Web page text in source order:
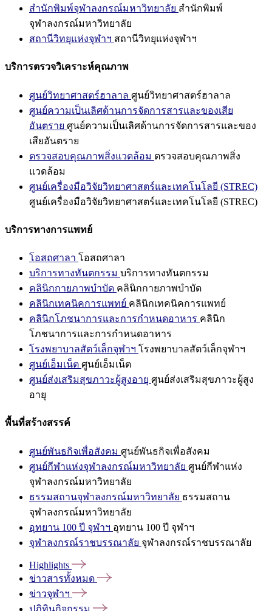
สำนักพิมพ์จุฬาลงกรณ์มหาวิทยาลัย สำนักพิมพ์
จุฬาลงกรณ์มหาวิทยาลัย
สถานีวิทยุแห่งจุฬาฯ สถานีวิทยุแห่งจุฬาฯ
บริการตรวจวิเคราะห์คุณภาพ
ศูนย์วิทยาศาสตร์ฮาลาล ศูนย์วิทยาศาสตร์ฮาลาล
ศูนย์ความเป็นเลิศด้านการจัดการสารและของเสีย
อันตราย ศูนย์ความเป็นเลิศด้านการจัดการสารและของ
เสียอันตราย
ตรวจสอบคุณภาพสิ่งแวดล้อม ตรวจสอบคุณภาพสิ่ง
แวดล้อม
ศูนย์เครื่องมือวิจัยวิทยาศาสตร์และเทคโนโลยี (STREC)
ศูนย์เครื่องมือวิจัยวิทยาศาสตร์และเทคโนโลยี (STREC)
บริการทางการแพทย์
โอสถศาลา โอสถศาลา
บริการทางทันตกรรม บริการทางทันตกรรม
คลินิกกายภาพบำบัด คลินิกกายภาพบำบัด
คลินิกเทคนิคการแพทย์ คลินิกเทคนิคการแพทย์
คลินิกโภชนาการและการกำหนดอาหาร คลินิก
โภชนาการและการกำหนดอาหาร
โรงพยาบาลสัตว์เล็กจุฬาฯ โรงพยาบาลสัตว์เล็กจุฬาฯ
ศูนย์เอ็มเน็ต ศูนย์เอ็มเน็ต
ศูนย์ส่งเสริมสุขภาวะผู้สูงอายุ ศูนย์ส่งเสริมสุขภาวะผู้สูง
อายุ
พื้นที่สร้างสรรค์
ศูนย์พันธกิจเพื่อสังคม ศูนย์พันธกิจเพื่อสังคม
ศูนย์กีฬาแห่งจุฬาลงกรณ์มหาวิทยาลัย ศูนย์กีฬาแห่ง
จุฬาลงกรณ์มหาวิทยาลัย
ธรรมสถานจุฬาลงกรณ์มหาวิทยาลัย ธรรมสถาน
จุฬาลงกรณ์มหาวิทยาลัย
อุทยาน 100 ปี จุฬาฯ อุทยาน 100 ปี จุฬาฯ
จุฬาลงกรณ์ราชบรรณาลัย จุฬาลงกรณ์ราชบรรณาลัย
Highlights
ข่าวสารทั้งหมด
ข่าวจุฬาฯ
ปฏิทินกิจกรรม